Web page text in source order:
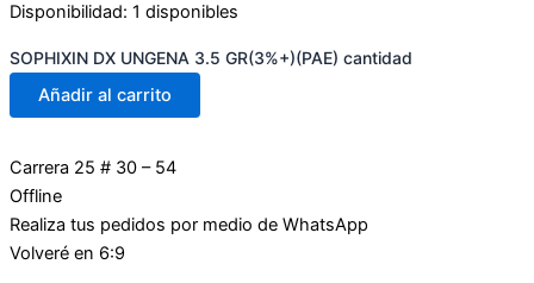
Disponibilidad: 1 disponibles
SOPHIXIN DX UNGENA 3.5 GR(3%+)(PAE) cantidad
Añadir al carrito
Carrera 25 # 30 – 54
Offline
Realiza tus pedidos por medio de WhatsApp
Volveré en 6:9